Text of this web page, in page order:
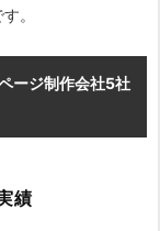
。
ージ制作会社5社
績